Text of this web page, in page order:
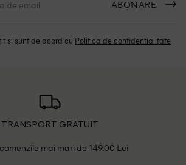
ABONARE
și sunt de acord cu Politica de confidentialitate
TRANSPORT GRATUIT
mai mari de 149.00 Lei